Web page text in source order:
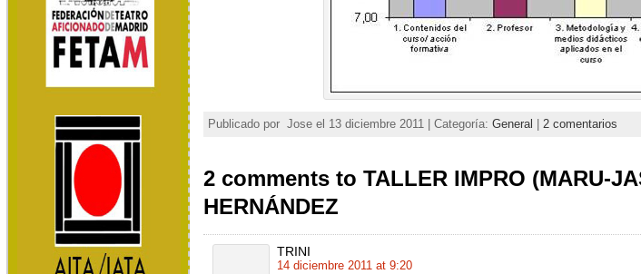
Publicado por Jose el 13 diciembre 2011 | Categoría: General | 2 comentarios
2 comments to TALLER IMPRO (MARU-
HERNÁNDEZ
TRINI
14 diciembre 2011 at 9:20